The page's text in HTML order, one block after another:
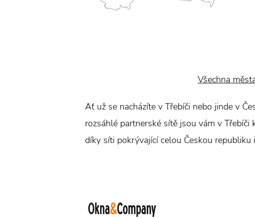
Všechna
Ať už se nacházíte v Třebíči nebo jinde v
rozsáhlé partnerské sítě jsou vám v
díky síti pokrývající celou Českou